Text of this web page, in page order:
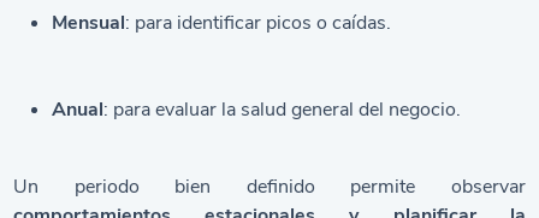
Mensual: para identificar picos o caídas.
Anual: para evaluar la salud general del negocio.
Un periodo bien definido permite observar